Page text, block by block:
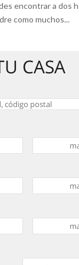
encontrar a dos
como muchos...
CASA